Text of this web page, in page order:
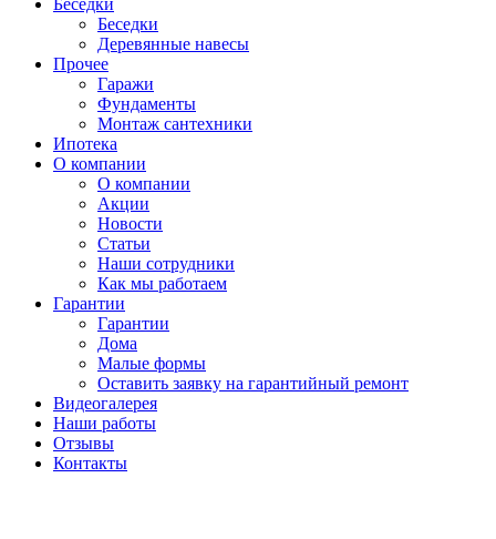
Беседки
Деревянные навесы
Прочее
Гаражи
Фундаменты
Монтаж сантехники
Ипотека
О компании
О компании
Акции
Новости
Статьи
Наши сотрудники
Как мы работаем
Гарантии
Гарантии
Дома
Малые формы
Оставить заявку на гарантийный ремонт
Видеогалерея
Наши работы
Отзывы
Контакты